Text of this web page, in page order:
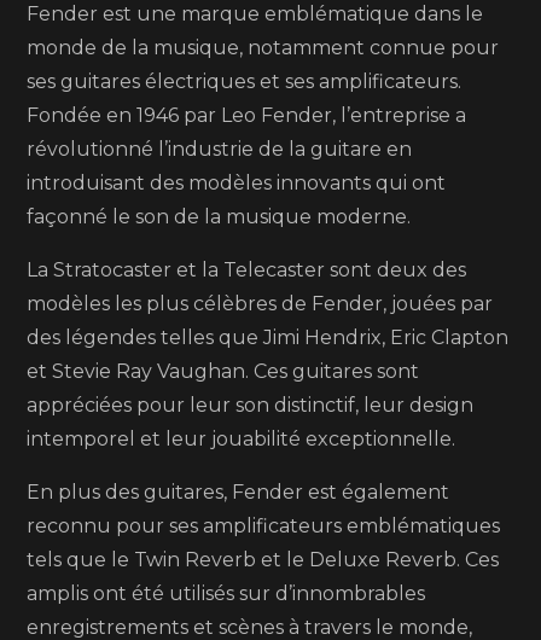
Fender est une marque emblématique dans le
monde de la musique, notamment connue pour
ses guitares électriques et ses amplificateurs.
Fondée en 1946 par Leo Fender, l’entreprise a
révolutionné l’industrie de la guitare en
introduisant des modèles innovants qui ont
façonné le son de la musique moderne.
La Stratocaster et la Telecaster sont deux des
modèles les plus célèbres de Fender, jouées par
des légendes telles que Jimi Hendrix, Eric Clapton
et Stevie Ray Vaughan. Ces guitares sont
appréciées pour leur son distinctif, leur design
intemporel et leur jouabilité exceptionnelle.
En plus des guitares, Fender est également
reconnu pour ses amplificateurs emblématiques
tels que le Twin Reverb et le Deluxe Reverb. Ces
amplis ont été utilisés sur d’innombrables
enregistrements et scènes à travers le monde,